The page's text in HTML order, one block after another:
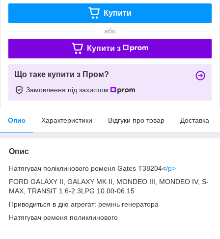
Купити
або
Купити з
Що таке купити з Пром?
Замовлення під захистом
Опис Характеристики Відгуки про товар Доставка
Опис
Натягувач поліклинового ременя Gates T38204</p>
FORD GALAXY II, GALAXY MK II, MONDEO III, MONDEO IV, S-
MAX, TRANSIT 1.6-2.3LPG 10.00-06.15
Приводиться в дію агрегат: ремінь генератора
Натягувач ременя поликлинового